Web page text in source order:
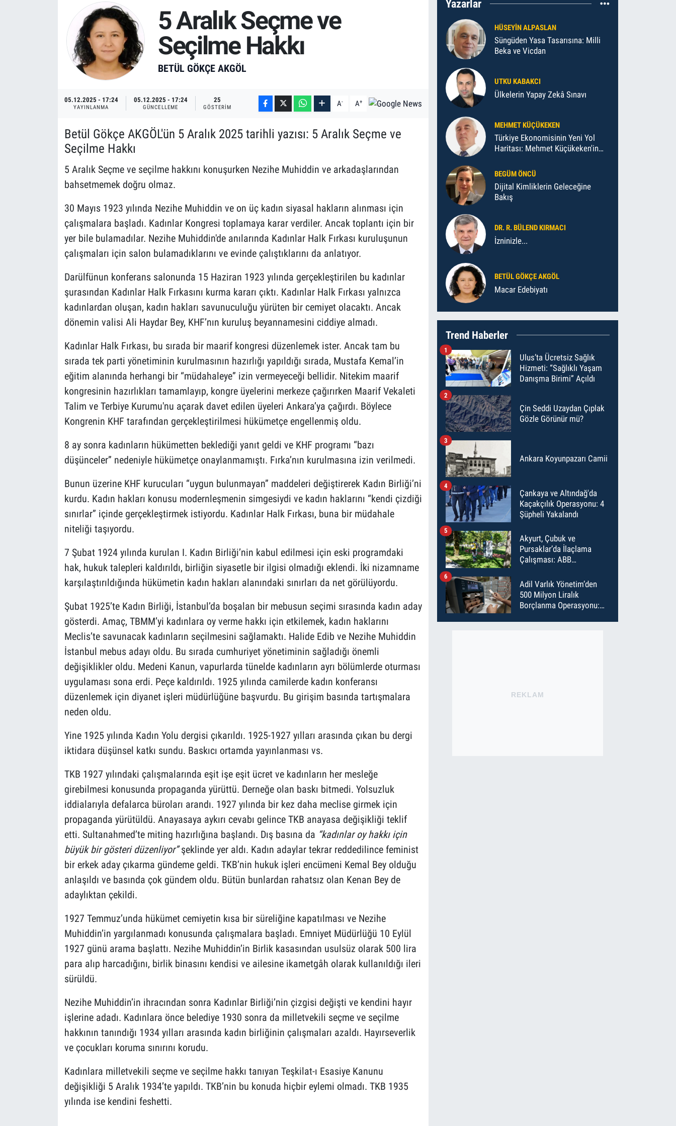
5 Aralık Seçme ve
Seçilme Hakkı
BETÜL GÖKÇE AKGÖL
05.12.2025 - 17:24
YAYINLANMA
05.12.2025 - 17:24
GÜNCELLEME
25
GÖSTERIM A- A+
Betül Gökçe AKGÖL'ün 5 Aralık 2025 tarihli yazısı: 5 Aralık Seçme ve
Seçilme Hakkı
5 Aralık Seçme ve seçilme hakkını konuşurken Nezihe Muhiddin ve arkadaşlarından
bahsetmemek doğru olmaz.
30 Mayıs 1923 yılında Nezihe Muhiddin ve on üç kadın siyasal hakların alınması için
çalışmalara başladı. Kadınlar Kongresi toplamaya karar verdiler. Ancak toplantı için bir
yer bile bulamadılar. Nezihe Muhiddin'de anılarında Kadınlar Halk Fırkası kuruluşunun
çalışmaları için salon bulamadıklarını ve evinde çalıştıklarını da anlatıyor.
Darülfünun konferans salonunda 15 Haziran 1923 yılında gerçekleştirilen bu kadınlar
şurasından Kadınlar Halk Fırkasını kurma kararı çıktı. Kadınlar Halk Fırkası yalnızca
kadınlardan oluşan, kadın hakları savunuculuğu yürüten bir cemiyet olacaktı. Ancak
dönemin valisi Ali Haydar Bey, KHF’nın kuruluş beyannamesini ciddiye almadı.
Kadınlar Halk Fırkası, bu sırada bir maarif kongresi düzenlemek ister. Ancak tam bu
sırada tek parti yönetiminin kurulmasının hazırlığı yapıldığı sırada, Mustafa Kemal’in
eğitim alanında herhangi bir “müdahaleye” izin vermeyeceği bellidir. Nitekim maarif
kongresinin hazırlıkları tamamlayıp, kongre üyelerini merkeze çağırırken Maarif Vekaleti
Talim ve Terbiye Kurumu'nu açarak davet edilen üyeleri Ankara’ya çağırdı. Böylece
Kongrenin KHF tarafından gerçekleştirilmesi hükümetçe engellenmiş oldu.
8 ay sonra kadınların hükümetten beklediği yanıt geldi ve KHF programı “bazı
düşünceler” nedeniyle hükümetçe onaylanmamıştı. Fırka’nın kurulmasına izin verilmedi.
Bunun üzerine KHF kurucuları “uygun bulunmayan” maddeleri değiştirerek Kadın Birliği’ni
kurdu. Kadın hakları konusu modernleşmenin simgesiydi ve kadın haklarını “kendi çizdiği
sınırlar” içinde gerçekleştirmek istiyordu. Kadınlar Halk Fırkası, buna bir müdahale
niteliği taşıyordu.
7 Şubat 1924 yılında kurulan I. Kadın Birliği’nin kabul edilmesi için eski programdaki
hak, hukuk talepleri kaldırıldı, birliğin siyasetle bir ilgisi olmadığı eklendi. İki nizamname
karşılaştırıldığında hükümetin kadın hakları alanındaki sınırları da net görülüyordu.
Şubat 1925’te Kadın Birliği, İstanbul’da boşalan bir mebusun seçimi sırasında kadın aday
gösterdi. Amaç, TBMM’yi kadınlara oy verme hakkı için etkilemek, kadın haklarını
Meclis’te savunacak kadınların seçilmesini sağlamaktı. Halide Edib ve Nezihe Muhiddin
İstanbul mebus adayı oldu. Bu sırada cumhuriyet yönetiminin sağladığı önemli
değişiklikler oldu. Medeni Kanun, vapurlarda tünelde kadınların ayrı bölümlerde oturması
uygulaması sona erdi. Peçe kaldırıldı. 1925 yılında camilerde kadın konferansı
düzenlemek için diyanet işleri müdürlüğüne başvurdu. Bu girişim basında tartışmalara
neden oldu.
Yine 1925 yılında Kadın Yolu dergisi çıkarıldı. 1925-1927 yılları arasında çıkan bu dergi
iktidara düşünsel katkı sundu. Baskıcı ortamda yayınlanması vs.
TKB 1927 yılındaki çalışmalarında eşit işe eşit ücret ve kadınların her mesleğe
girebilmesi konusunda propaganda yürüttü. Derneğe olan baskı bitmedi. Yolsuzluk
iddialarıyla defalarca büroları arandı. 1927 yılında bir kez daha meclise girmek için
propaganda yürütüldü. Anayasaya aykırı cevabı gelince TKB anayasa değişikliği teklif
etti. Sultanahmed’te miting hazırlığına başlandı. Dış basına da “kadınlar oy hakkı için
büyük bir gösteri düzenliyor”şeklinde yer aldı. Kadın adaylar tekrar reddedilince feminist
bir erkek aday çıkarma gündeme geldi. TKB’nin hukuk işleri encümeni Kemal Bey olduğu
anlaşıldı ve basında çok gündem oldu. Bütün bunlardan rahatsız olan Kenan Bey de
adaylıktan çekildi.
1927 Temmuz’unda hükümet cemiyetin kısa bir süreliğine kapatılması ve Nezihe
Muhiddin’in yargılanmadı konusunda çalışmalara başladı. Emniyet Müdürlüğü 10 Eylül
1927 günü arama başlattı. Nezihe Muhiddin’in Birlik kasasından usulsüz olarak 500 lira
para alıp harcadığını, birlik binasını kendisi ve ailesine ikametgâh olarak kullanıldığı ileri
sürüldü.
Nezihe Muhiddin’in ihracından sonra Kadınlar Birliği’nin çizgisi değişti ve kendini hayır
işlerine adadı. Kadınlara önce belediye 1930 sonra da milletvekili seçme ve seçilme
hakkının tanındığı 1934 yılları arasında kadın birliğinin çalışmaları azaldı. Hayırseverlik
ve çocukları koruma sınırını korudu.
Kadınlara milletvekili seçme ve seçilme hakkı tanıyan Teşkilat-ı Esasiye Kanunu
değişikliği 5 Aralık 1934’te yapıldı. TKB’nin bu konuda hiçbir eylemi olmadı. TKB 1935
yılında ise kendini feshetti.
Yazarlar
HÜSEYIN ALPASLAN
Süngüden Yasa Tasarısına: Milli
Beka ve Vicdan
UTKU KABAKCI
Ülkelerin Yapay Zekâ Sınavı
MEHMET KÜÇÜKEKEN
Türkiye Ekonomisinin Yeni Yol
Haritası: Mehmet Küçükeken'in
BEGÜM ÖNCÜ
Dijital Kimliklerin Geleceğine
Bakış
DR. R. BÜLEND KIRMACI
İzninizle...
BETÜL GÖKÇE AKGÖL
Macar Edebiyatı
Trend Haberler
Ulus’ta Ücretsiz Sağlık
Hizmeti: “Sağlıklı Yaşam
Danışma Birimi” Açıldı
1
Çin Seddi Uzaydan Çıplak
Gözle Görünür mü?
2
Ankara Koyunpazarı Camii
3
Çankaya ve Altındağ'da
Kaçakçılık Operasyonu: 4
Şüpheli Yakalandı
4
Akyurt, Çubuk ve
Pursaklar’da İlaçlama
Çalışması: ABB
İlaçladı
5
Adil Varlık Yönetim’den
500 Milyon Liralık
Borçlanma Operasyonu:
6
REKLAM